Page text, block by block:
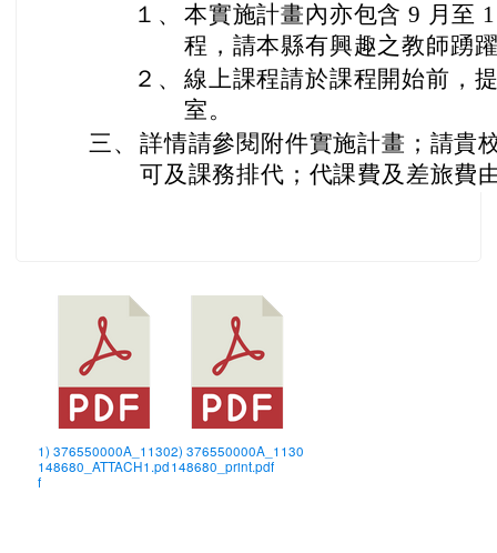
１、 本實施計畫內亦包含 9 月至
程，請本縣有興趣之教師踴
２、 線上課程請於課程開始前，
室。
三、 詳情請參閱附件實施計畫；請貴
可及課務排代；代課費及差旅費
1) 376550000A_1130
148680_ATTACH1.pd
f
2) 376550000A_1130
148680_print.pdf